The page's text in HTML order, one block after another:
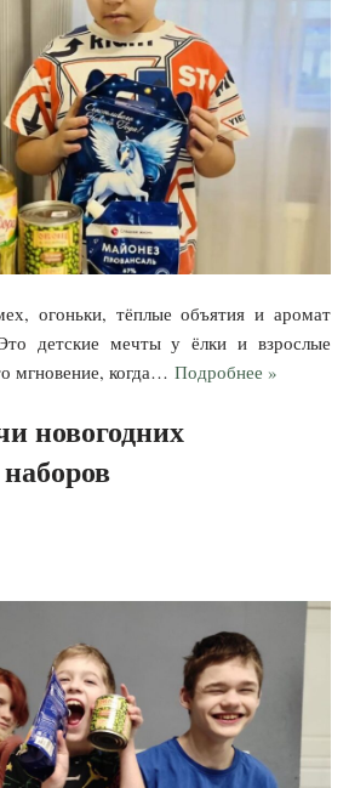
огоньки, тёплые объятия и аромат
детские мечты у ёлки и взрослые
мгновение, когда… Подробнее »
новогодних